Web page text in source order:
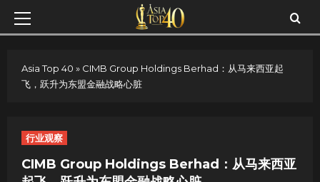
Skip
Primary
Asia Top 40 » CIMB Group Holdings Berhad：从马来西亚起
飞，跃升为东盟金融战略心脏
行业观察
CIMB Group Holdings Berhad：从马来西亚